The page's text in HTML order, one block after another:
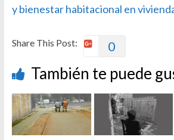
y bienestar habitacional en
Share This Post: 0
También te puede